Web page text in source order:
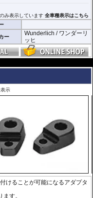
み表示しています全車種表示はこちら
ー
Wunderlich / ワンダーリ
ッヒ
示
けることが可能になるアダプタ
す。